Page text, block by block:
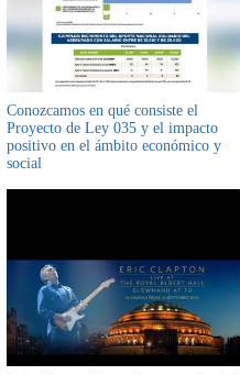
Conozcamos en qué consiste el
Proyecto de Ley 035 y el impacto
positivo en el ámbito económico y
social